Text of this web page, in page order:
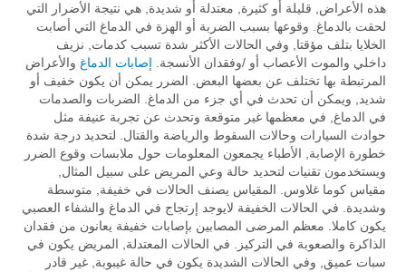
هذه الأعراض, قليلة أو كثيرة, معتدلة أو شديدة, هي نتيجة الأضرار التي
لحقت بالدماغ. وقوعها بسبب الضربة أو الهزة في الدماغ التي أصابت
الخلايا بتلف مؤقتا, وفي الحالات الأكثر شدة تسبب كدمات, نزيف
داخلي والموت الأعصاب أو /وفقدان الأنسجة. إصابات الدماغ والأعراض
المرتبطة بها تختلف عن بعضها البعض. الضرر يمكن أن يكون خفيف أو
شديد, ويمكن أن تحدث في أي جزء من الدماغ. الضربات والصدمات
في الدماغ, في معظمها غير متوقعة وتحدث عن تجربة عنيفة مثل
حوادث السيارات وحالات السقوط والرياضة والقتال. لتحديد درجة شدة
خطورة الإصابة, الأطباء يجمعون المعلومات حول ملابسات وقوع الضرر
ويستخدمون تقنيات لتحديد حالة وعي المريض على سبيل المثال,
مقياس كوما غلاوس. المقياس يصنف الحالات في خفيفة, متوسطة
وشديدة. في الحالات الخفيفة لايوجد إرتجاج في الدماغ والشفاء العصبي
يكون كاملا. معظم المرضى المصابين بإصابات خفيفة يعانون من فقدان
الذاكرة والصعوبة في التركيز. في الحالات المعتدلة, المريض يكون في
سبات عميق, وفي الحالات الشديدة يكون في حالة غيبوبة, غير قادر